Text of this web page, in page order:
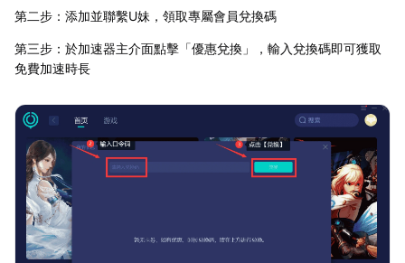
第二步：添加並聯繫U妹，領取專屬會員兌換碼
第三步：於加速器主介面點擊「優惠兌換」，輸入兌換碼即可獲取
免費加速時長